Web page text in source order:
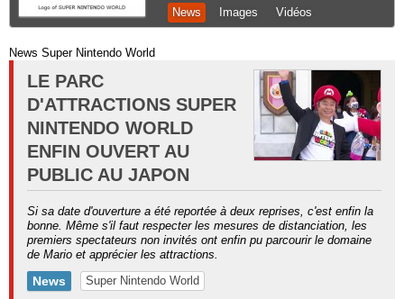
News Images Vidéos
News Super Nintendo World
LE PARC
D'ATTRACTIONS SUPER
NINTENDO WORLD
ENFIN OUVERT AU
PUBLIC AU JAPON
Si sa date d'ouverture a été reportée à deux reprises, c'est enfin la
bonne. Même s'il faut respecter les mesures de distanciation, les
premiers spectateurs non invités ont enfin pu parcourir le domaine
de Mario et apprécier les attractions.
News Super Nintendo World